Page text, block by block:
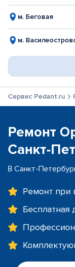
м. Беговая
м.
Сервис Pedant.ru
Ремонт
Санкт-
В Санкт-
Ремонт при
Бесплатная